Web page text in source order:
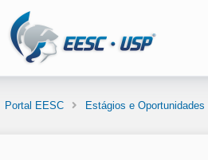
Portal EESC Estágios e Oportunidades